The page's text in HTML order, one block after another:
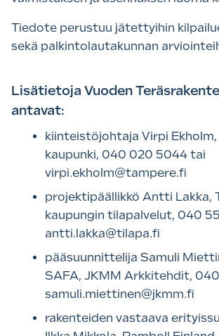
Tiedote perustuu jätettyihin
sekä palkintolautakunnan
Lisätietoja Vuoden
antavat:
kiinteistöjohtaja Virpi Ekholm,
kaupunki, 040 020 5044 tai
virpi.ekholm@tampere.fi
projektipäällikkö Antti Lakka,
kaupungin tilapalvelut, 040
antti.lakka@tilapa.fi
pääsuunnittelija Samuli
SAFA, JKMM Arkkitehdit,
samuli.miettinen@jkmm.fi
rakenteiden vastaava